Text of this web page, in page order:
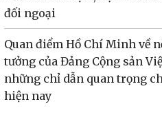
đối ngoại
Quan điểm Hồ Chí Minh về
tưởng của Đảng Cộng sản
những chỉ dẫn quan trọng
hiện nay